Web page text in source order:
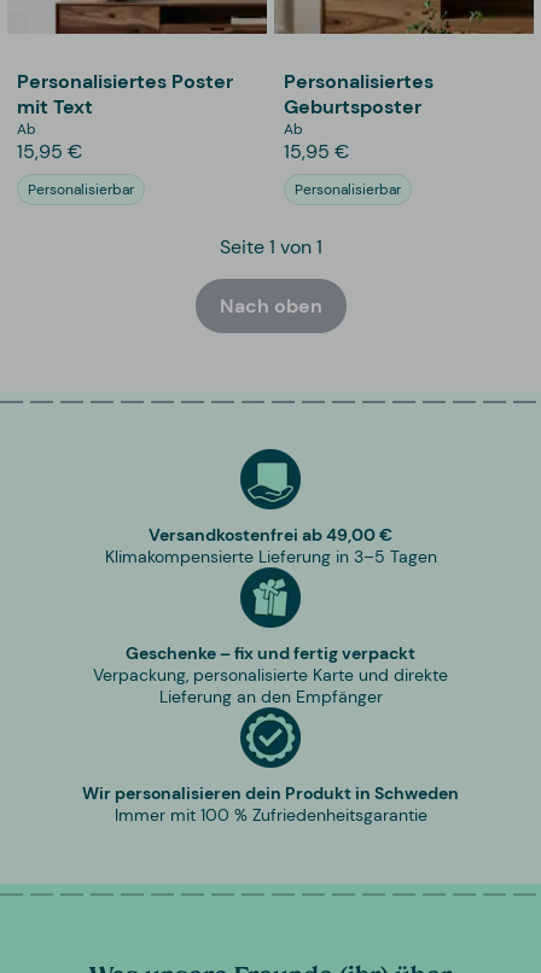
Personalisiertes Poster
mit Text
Ab
15,95 €
Personalisierbar
Personalisiertes
Geburtsposter
Ab
15,95 €
Personalisierbar
Seite 1 von 1
Nach oben
Versandkostenfrei ab 49,00 €
Klimakompensierte Lieferung in 3–5 Tagen
Geschenke – fix und fertig verpackt
Verpackung, personalisierte Karte und direkte
Lieferung an den Empfänger
Wir personalisieren dein Produkt in Schweden
Immer mit 100 % Zufriedenheitsgarantie